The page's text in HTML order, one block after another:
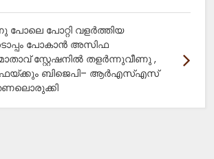
പോലെ പോറ്റി വളർത്തിയ
പോകാൻ അസിഫ
മാതാവ് സ്റ്റേഷനിൽ തളർന്നുവീണു ,
ബിജെപി– ആർഎസ്എസ്